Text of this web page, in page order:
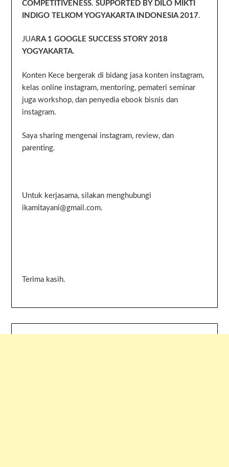
COMPETITIVENESS. SUPPORTED BY DILO MIKTI
INDIGO TELKOM YOGYAKARTA INDONESIA 2017.
JUA RA 1 GOOGLE SUCCESS STORY 2018
YOGYAKARTA.
Konten Kece bergerak di bidang jasa konten instagram,
kelas online instagram, mentoring, pemateri seminar
juga workshop, dan penyedia ebook bisnis dan
instagram.
Saya sharing mengenai instagram, review, dan
parenting.
Untuk kerjasama, silakan menghubungi
ikamitayani@gmail.com.
Terima kasih.